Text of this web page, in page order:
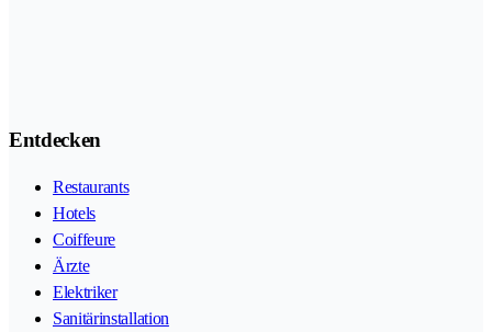
Entdecken
Restaurants
Hotels
Coiffeure
Ärzte
Elektriker
Sanitärinstallation